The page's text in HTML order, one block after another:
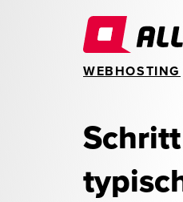
WEBHOSTING